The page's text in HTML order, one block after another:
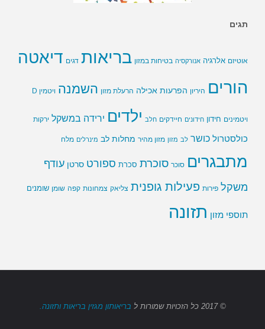
תגים
אוטיזם אלרגיה אנורקסיה בטיחות במזון בריאות דגים דיאטה
הורים היריון הפרעות אכילה הרעלת מזון השמנה ויטמין D
ויטמינים חידון חידונים חיידקים חלב ילדים ירידה במשקל ירקות
כולסטרול כושר לב מזון מזון מהיר מחלות לב מינרלים מלח
מתבגרים סוכר סוכרת סכרת ספורט סרטן עודף
משקל פירות פעילות גופנית צליאק צמחונות קפה שומן שומנים
תוספי מזון תזונה
© 2017 כל הזכויות שמורות ל בריאותון מגזין בריאות ותזונה.